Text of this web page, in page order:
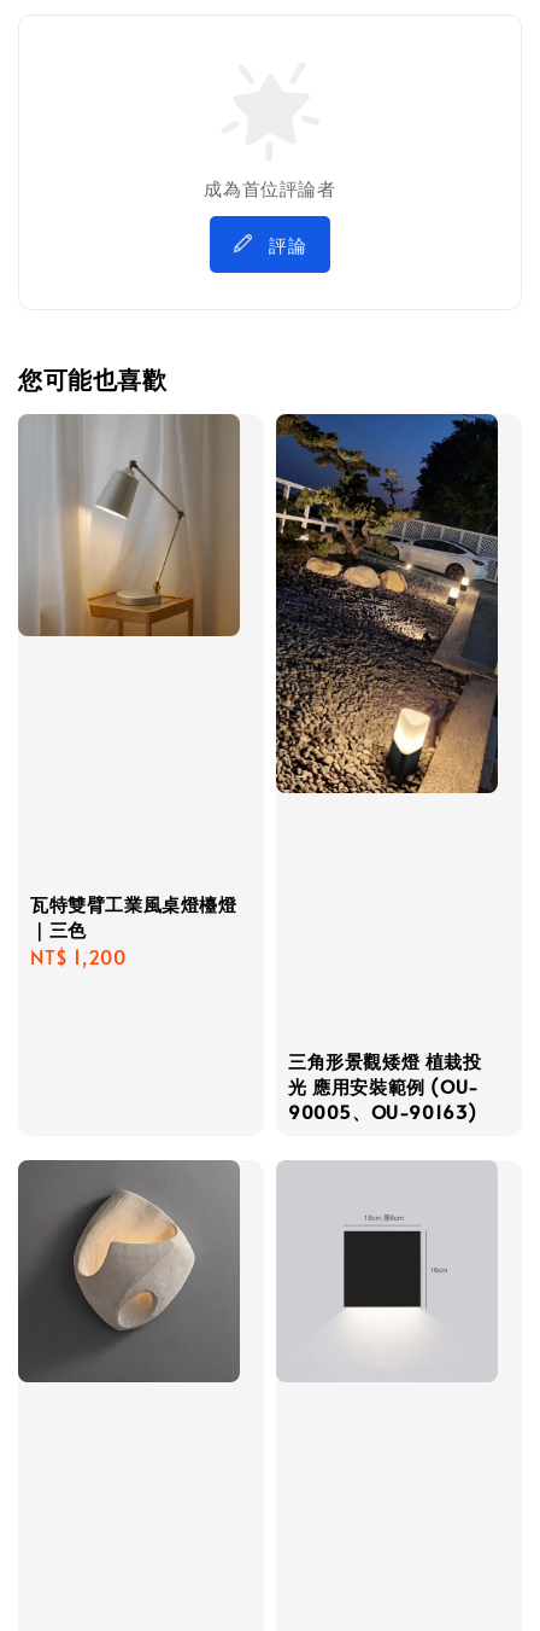
成為首位評論者
評論
您可能也喜歡
瓦特雙臂工業風桌燈檯燈
｜三色
Regular
NT$ 1,200
三角形景觀矮燈 植栽投
光 應用安裝範例 (OU-
90005、OU-90163)